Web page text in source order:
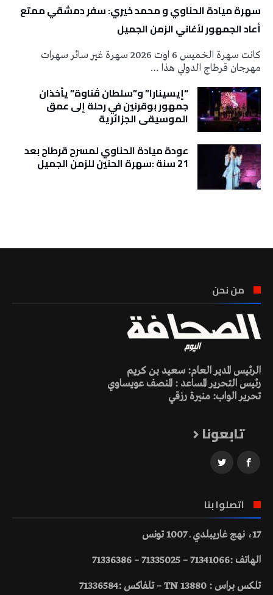
سهرة ميادة الحناوي و محمد خيري: سفر دمشقي ممتع
أعاد الجمهور لأغاني الزمن الجميل
كانت سهرة الخميس 6 اوت 2026 سهرة غير سائر سهرات
مهرجان قرطاج الدولي هذا …
“إيسينارا” و”سلطان ڤناوة” يأخذان
جمهور بوقرنين في رحلة إلى عمق
الموسيقى الجزائرية
عودة ميادة الحناوي لمسرح قرطاج بعد
21 سنة :سهرة الحنين للزمن الجميل
من نحن
الرئيس المدير العام: سعيد بن كريم
رئيس التحرير المساعد : المنصف عويساوي
تحرير الواب: منيرة رزقي
تابعونا
اتصلوا بنا
17، نهج غاريبلدي ـ 1007 تونس
الهاتف :71341066 – 71335025 – 71336386
تلكس براس : 13880 TN – تلفاكس :71336584